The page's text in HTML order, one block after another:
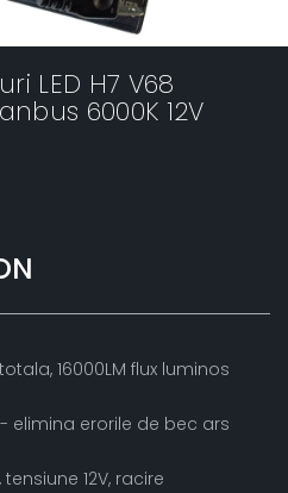
LED H7 V68
6000K 12V
16000LM flux luminos
elimina erorile de bec ars
12V, racire